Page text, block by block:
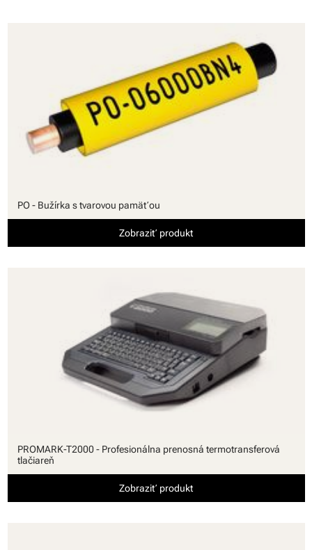
PO - Bužírka s tvarovou pamäťou
Zobraziť produkt
PROMARK-T2000 - Profesionálna prenosná termotransferová
tlačiareň
Zobraziť produkt